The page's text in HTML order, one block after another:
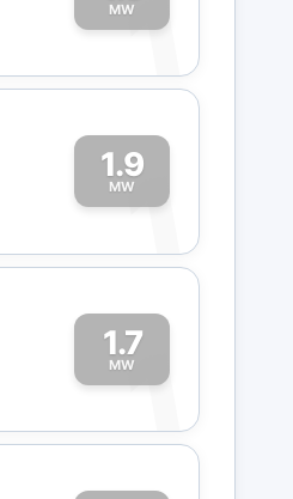
MW
1
1.9
MW
1
1.7
MW
1